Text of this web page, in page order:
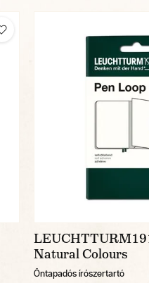
Natural Colours
Öntapadós írószertartó